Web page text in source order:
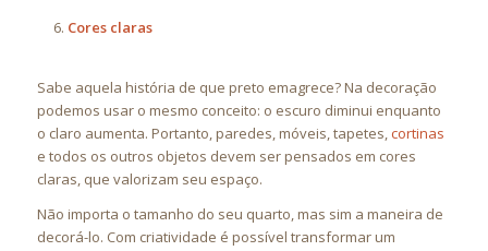
Cores claras
Sabe aquela história de que preto emagrece? Na decoração
podemos usar o mesmo conceito: o escuro diminui enquanto
o claro aumenta. Portanto, paredes, móveis, tapetes, cortinas
e todos os outros objetos devem ser pensados em cores
claras, que valorizam seu espaço.
Não importa o tamanho do seu quarto, mas sim a maneira de
decorá-lo. Com criatividade é possível transformar um